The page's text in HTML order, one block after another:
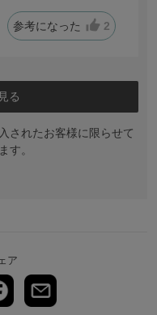
参考になった 2
る
されたお客様に限らせて
す。
ア